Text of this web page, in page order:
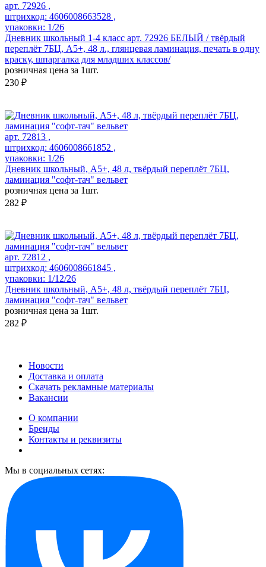
арт. 72926 ,
штрихкод: 4606008663528 ,
упаковки: 1/26
Дневник школьный 1-4 класс арт. 72926 БЕЛЫЙ / твёрдый
переплёт 7БЦ, А5+, 48 л., глянцевая ламинация, печать в одну
краску, шпаргалка для младших классов/
розничная цена за 1шт.
230 ₽
арт. 72813 ,
штрихкод: 4606008661852 ,
упаковки: 1/26
Дневник школьный, А5+, 48 л, твёрдый переплёт 7БЦ,
ламинация "софт-тач" вельвет
розничная цена за 1шт.
282 ₽
арт. 72812 ,
штрихкод: 4606008661845 ,
упаковки: 1/12/26
Дневник школьный, А5+, 48 л, твёрдый переплёт 7БЦ,
ламинация "софт-тач" вельвет
розничная цена за 1шт.
282 ₽
Новости
Доставка и оплата
Скачать рекламные материалы
Вакансии
О компании
Бренды
Контакты и реквизиты
Мы в социальных сетях: